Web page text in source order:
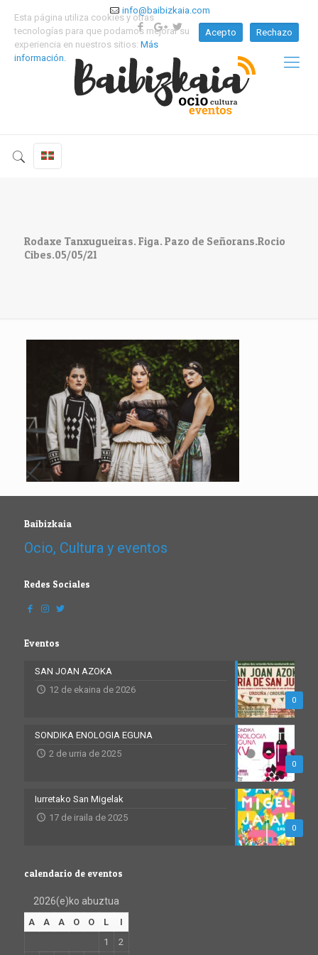
info@baibizkaia.com
Rodaxe Tanxugueiras. Figa. Pazo de Señorans.Rocio
Cibes.05/05/21
Baibizkaia
Ocio, Cultura y eventos
Redes Sociales
Eventos
0
SAN JOAN AZOKA
12 de ekaina de 2026
0
SONDIKA ENOLOGIA EGUNA
2 de urria de 2025
0
Iurretako San Migelak
17 de iraila de 2025
calendario de eventos
2026(e)ko abuztua
A A A O O L
I
1
2
Esta página utiliza cookies y otras
tecnologías para que podamos mejorar su
experiencia en nuestros sitios: Más
información.
Acepto Rechazo